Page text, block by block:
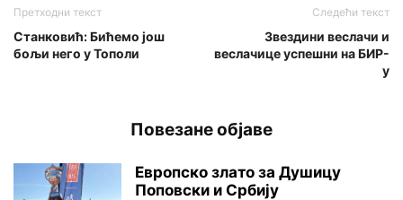
Претходни текст
Станковић: Бићемо још
бољи него у Тополи
Следећи текст
Звездини веслачи и
веслачице успешни на БИР-
у
Повезане објаве
Европско злато за Душицу
Поповски и Србију